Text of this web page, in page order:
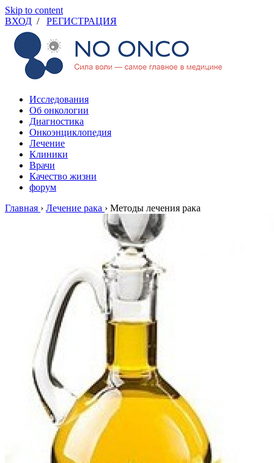
Skip to content
ВХОД / РЕГИСТРАЦИЯ
Исследования
Об онкологии
Диагностика
Онкоэнциклопедия
Лечение
Клиники
Врачи
Качество жизни
форум
Главная › Лечение рака › Методы лечения рака